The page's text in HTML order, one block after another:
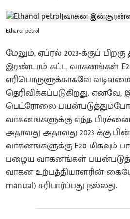
Ethanol petrol
மேலும், ஏப்ரல் 2023-க்குப் பிறகு
இரண்டாம் கட்ட வாகனங்கள்
எரிபொருளுக்காகவே
தெரிவிக்கப்படுகிறது. எனவே,
பெட்ரோலை
வாகனங்களுக்கு எந்த
அதாவது அதாவது 2023-க்கு
வாகனங்களுக்கு E20 மிகவும்
பழைய வாகனங்கள்
வாகன உற்பத்தியாளரின்
manual) சரிபார்ப்பது நல்லது.